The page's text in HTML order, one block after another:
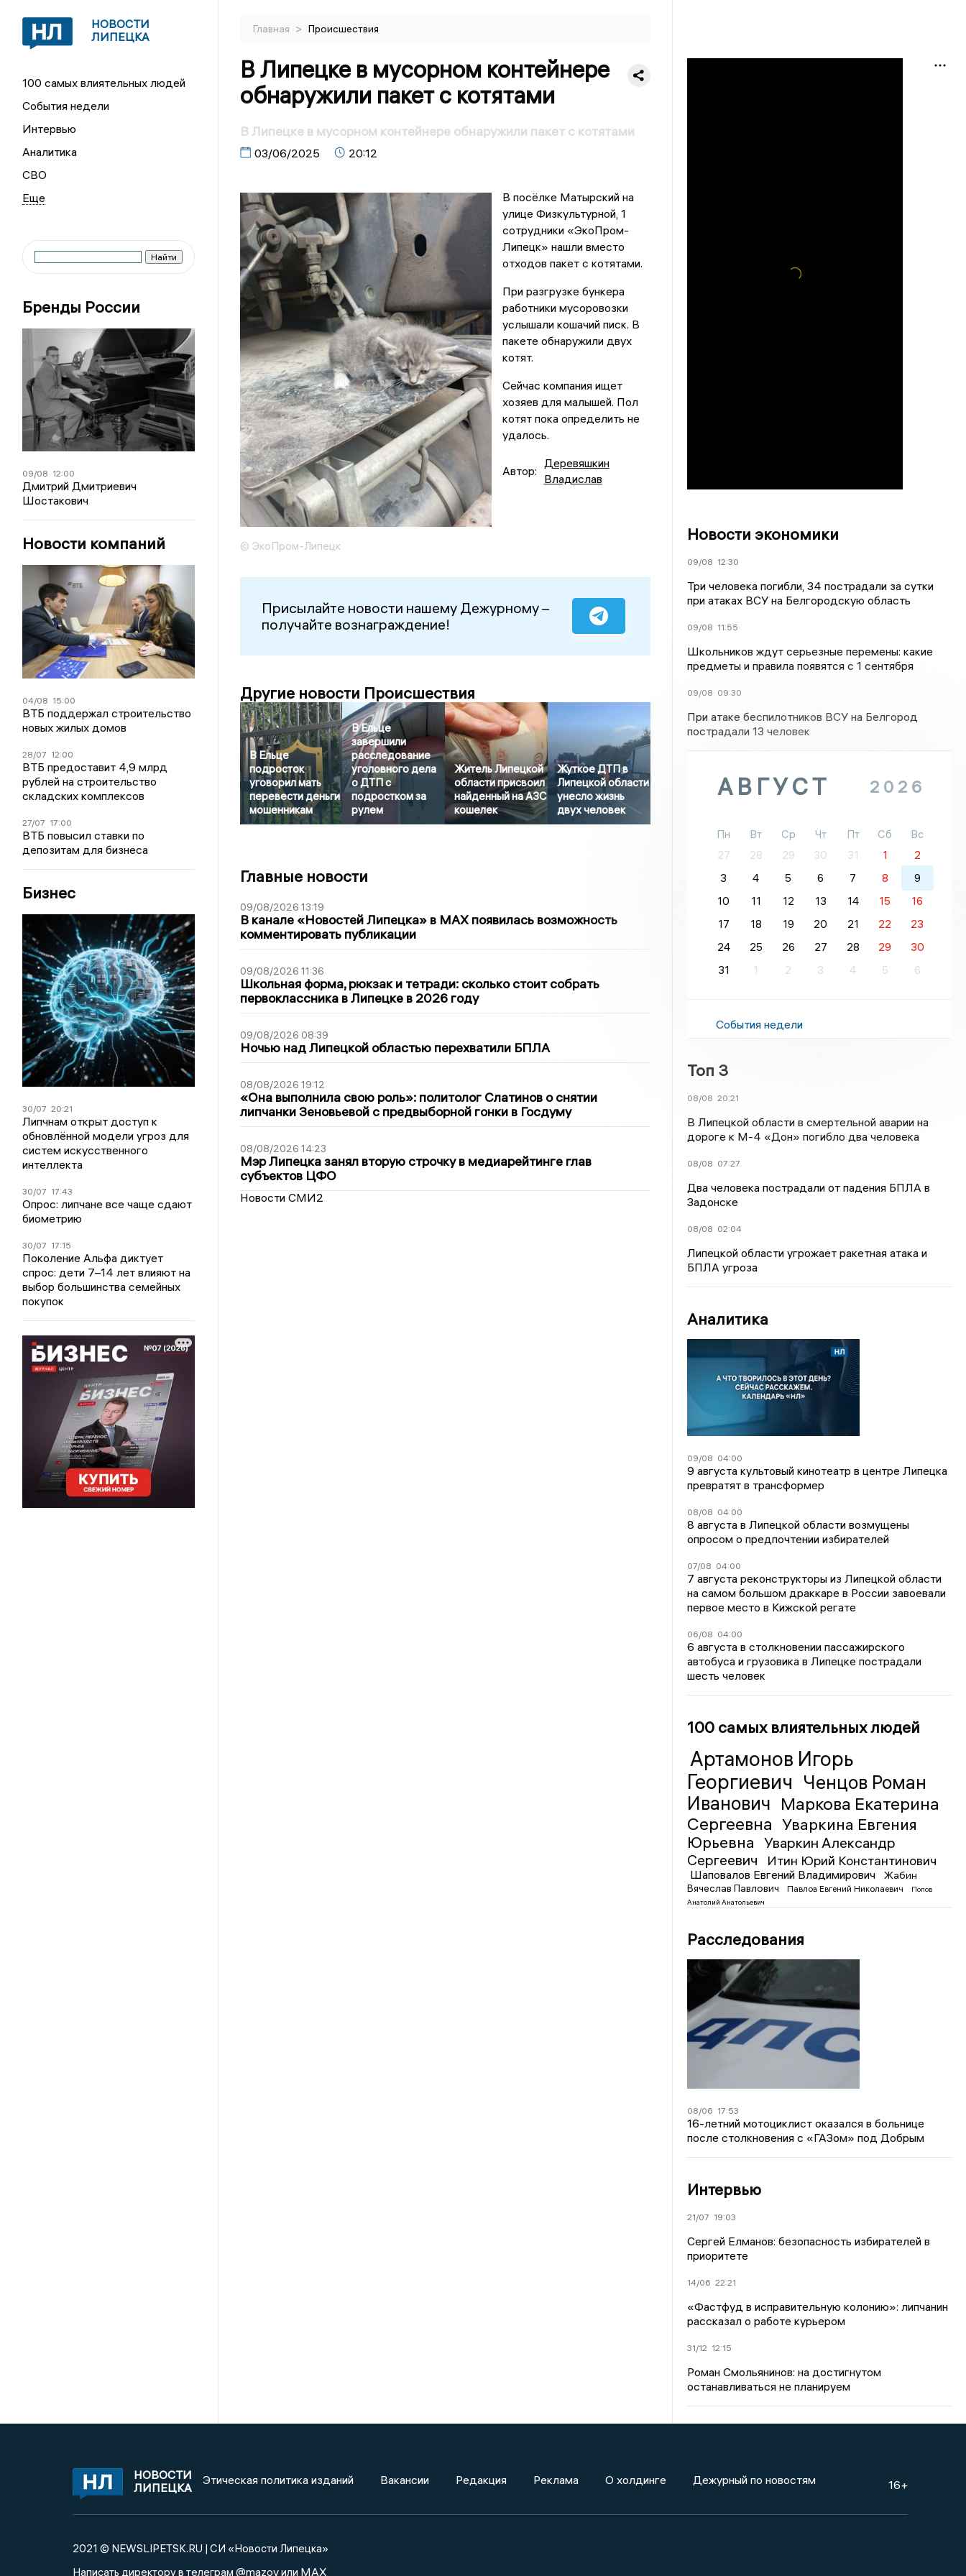
НОВОСТИ
ЛИПЕЦКА
100 самых влиятельных людей
События недели
Интервью
Аналитика
СВО
Бренды России
09/08 12:00
Дмитрий Дмитриевич
Шостакович
Новости компаний
04/08 15:00
ВТБ поддержал строительство
новых жилых домов
28/07 12:00
ВТБ предоставит 4,9 млрд
рублей на строительство
складских комплексов
27/07 17:00
ВТБ повысил ставки по
депозитам для бизнеса
Бизнес
30/07 20:21
Липчнам открыт доступ к
обновлённой модели угроз для
систем искусственного
интеллекта
30/07 17:43
Опрос: липчане все чаще сдают
биометрию
30/07 17:15
Поколение Альфа диктует
спрос: дети 7–14 лет влияют на
выбор большинства семейных
покупок
Главная > Происшествия
В Липецке в мусорном контейнере
обнаружили пакет с котятами
В Липецке в мусорном контейнере обнаружили пакет с котятами
03/06/2025 20:12
© ЭкоПром-Липецк
В посёлке Матырский на
улице Физкультурной, 1
сотрудники «ЭкоПром-
Липецк» нашли вместо
отходов пакет с котятами.
При разгрузке бункера
работники мусоровозки
услышали кошачий писк. В
пакете обнаружили двух
котят.
Сейчас компания ищет
хозяев для малышей. Пол
котят пока определить не
удалось.
Автор:
Деревяшкин
Владислав
Присылайте новости нашему Дежурному –
получайте вознаграждение!
Другие новости Происшествия
В Ельце
подросток
уговорил мать
перевести деньги
мошенникам
В Ельце
завершили
расследование
уголовного дела
о ДТП с
подростком за
рулем
Житель Липецкой
области присвоил
найденный на АЗС
кошелек
Жуткое ДТП в
Липецкой области
унесло жизнь
двух человек
Главные новости
09/08/2026 13:19
В канале «Новостей Липецка» в MAX появилась возможность
комментировать публикации
09/08/2026 11:36
Школьная форма, рюкзак и тетради: сколько стоит собрать
первоклассника в Липецке в 2026 году
09/08/2026 08:39
Ночью над Липецкой областью перехватили БПЛА
08/08/2026 19:12
«Она выполнила свою роль»: политолог Слатинов о снятии
липчанки Зеновьевой с предвыборной гонки в Госдуму
08/08/2026 14:23
Мэр Липецка занял вторую строчку в медиарейтинге глав
субъектов ЦФО
Новости СМИ2
Новости экономики
09/08 12:30
Три человека погибли, 34 пострадали за сутки
при атаках ВСУ на Белгородскую область
09/08 11:55
Школьников ждут серьезные перемены: какие
предметы и правила появятся с 1 сентября
09/08 09:30
При атаке беспилотников ВСУ на Белгород
пострадали 13 человек
АВГУСТ 2026
Пн Вт Ср Чт Пт Сб
Вс
27
28 29 30 31 1
2
3
4 5 6 7 8
9
10
11 12 13 14 15
16
17
18 19 20 21 22
23
24
25 26 27 28 29
30
31
1 2 3 4 5 6
События недели
Топ 3
08/08 20:21
В Липецкой области в смертельной аварии на
дороге к М-4 «Дон» погибло два человека
08/08 07:27
Два человека пострадали от падения БПЛА в
Задонске
08/08 02:04
Липецкой области угрожает ракетная атака и
БПЛА угроза
Аналитика
09/08 04:00
9 августа культовый кинотеатр в центре Липецка
превратят в трансформер
08/08 04:00
8 августа в Липецкой области возмущены
опросом о предпочтении избирателей
07/08 04:00
7 августа реконструкторы из Липецкой области
на самом большом драккаре в России завоевали
первое место в Кижской регате
06/08 04:00
6 августа в столкновении пассажирского
автобуса и грузовика в Липецке пострадали
шесть человек
100 самых влиятельных людей
Артамонов Игорь
Георгиевич Ченцов Роман
Иванович Маркова Екатерина
Сергеевна Уваркина Евгения
Юрьевна
Уваркин Александр
Сергеевич
Итин Юрий Константинович
Шаповалов Евгений Владимирович
Жабин
Вячеслав Павлович
Павлов Евгений Николаевич
Попов
Анатолий Анатольевич
Расследования
08/06 17:53
16-летний мотоциклист оказался в больнице
после столкновения с «ГАЗом» под Добрым
Интервью
21/07 19:03
Сергей Елманов: безопасность избирателей в
приоритете
14/06 22:21
«Фастфуд в исправительную колонию»: липчанин
рассказал о работе курьером
31/12 12:15
Роман Смольянинов: на достигнутом
останавливаться не планируем
НОВОСТИ
ЛИПЕЦКА
Этическая политика изданий Вакансии Редакция Реклама О холдинге Дежурный по новостям 16+
2021 © NEWSLIPETSK.RU | СИ «Новости Липецка»
Написать директору в телеграм @mazovили MAX